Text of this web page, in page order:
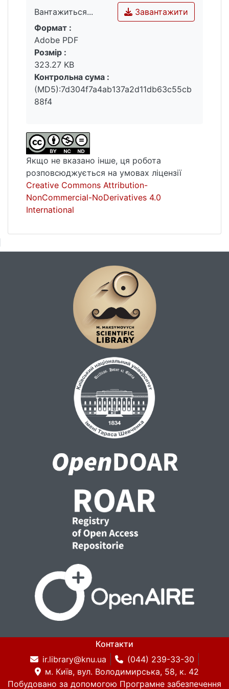
умовах євроінтеграції, виокремлено
проблеми участі громадян в
недержавному пенсійному забезпеченні та
шляхи їх подолання.
Ключові слова: недержавне пенсійне
забезпечення, недержавні пенсійні фонди,
вкладники та учасники пенсійних фондів,
роботодавці-платники корпоративних
пенсійного забезпечення.
Вантажиться...
Вантажиться...
Завантажити
Формат :
Adobe PDF
Розмір :
323.27 KB
Контрольна сума :
(MD5):7d304f7a4ab137a2d11db63c55cb
88f4
Якщо не вказано інше, ця робота
розповсюджується на умовах ліцензії
Creative Commons Attribution-
NonCommercial-NoDerivatives 4.0
International
Контакти
ir.library@knu.ua
(044) 239-33-30
м. Київ, вул. Володимирська, 58, к. 42
Побудовано за допомогою Програмне забезпечення